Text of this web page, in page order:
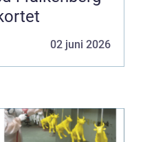
02 juni 2026